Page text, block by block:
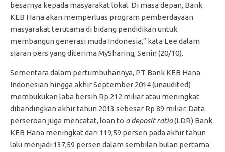
besarnya kepada masyarakat lokal. Di masa depan, Bank
KEB Hana akan memperluas program pemberdayaan
masyarakat terutama di bidang pendidikan untuk
membangun generasi muda Indonesia,” kata Lee dalam
siaran pers yang diterima MySharing, Senin (20/10).
Sementara dalam pertumbuhannya, PT Bank KEB Hana
Indonesian hingga akhir September 2014 (unaudited)
membukukan laba bersih Rp 212 miliar atau meningkat
dibandingkan akhir tahun 2013 sebesar Rp 89 miliar. Data
perseroan juga mencatat, loan to o deposit ratio(LDR) Bank
KEB Hana meningkat dari 119,59 persen pada akhir tahun
lalu menjadi 137,59 persen dalam sembilan bulan pertama